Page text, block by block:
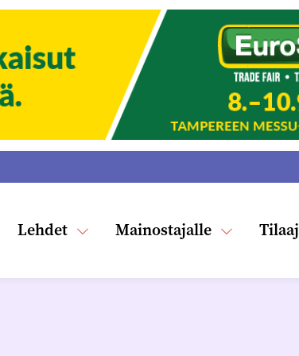
Lehdet Mainostajalle